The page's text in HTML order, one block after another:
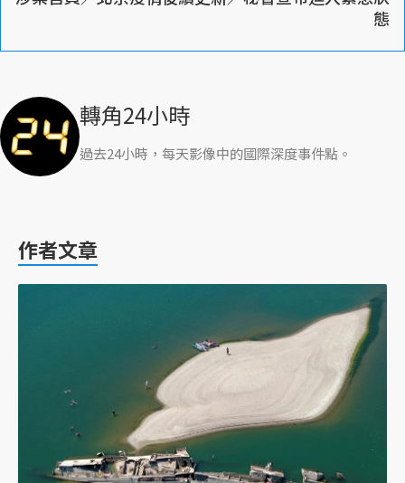
態
轉角24小時
過去24小時，每天影像中的國際深度事件點。
作者文章